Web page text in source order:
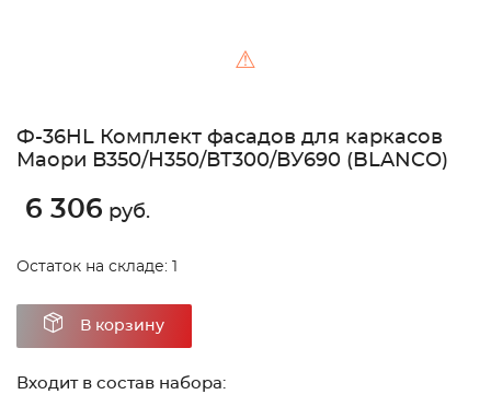
⚠
Ф-36HL Комплект фасадов для каркасов
Маори В350/Н350/ВТ300/ВУ690 (BLANCO)
6 306 руб.
Остаток на складе: 1
В корзину
Входит в состав набора: